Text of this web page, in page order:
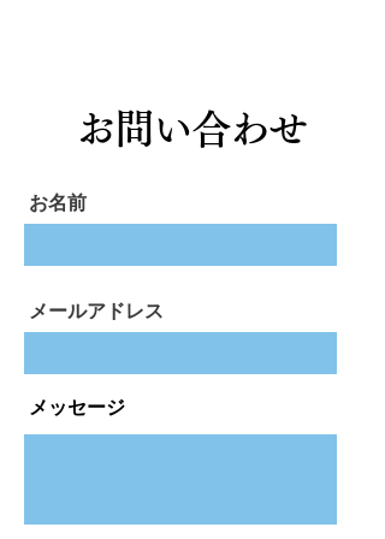
お問い合わせ
お名前
メールアドレス
メッセージ